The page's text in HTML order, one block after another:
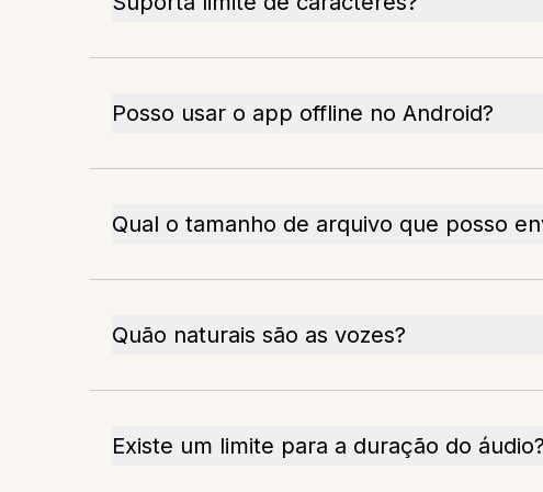
Posso usar o app offline no Android?
Qual o tamanho de arquivo que posso
Quão naturais são as vozes?
Existe um limite para a duração do áudio?